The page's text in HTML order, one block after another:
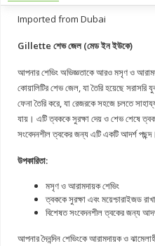
Imported from Dubai
Gillette শেভ জেল (মেড ইন ইউকে)
আপনার শেভিং অভিজ্ঞতাকে আরও মসৃণ ও
কোয়ালিটির শেভ জেল, যা তৈরি হয়েছে
ফেনা তৈরি করে, যা রেজরকে সহজে চলতে
যায়। এটি ত্বককে সুরক্ষা দেয় ও শেভ শেষে
সংবেদনশীল ত্বকের জন্য এটি একটি আদর্শ পছন্দ।
উপকারিতা:
মসৃণ ও আরামদায়ক শেভিং
ত্বককে সুরক্ষা এবং ময়েশ্চারাইজড রাখা
বিশেষত সংবেদনশীল ত্বকের জন্য
আপনার দৈনন্দিন শেভিংকে আরামদায়ক ও